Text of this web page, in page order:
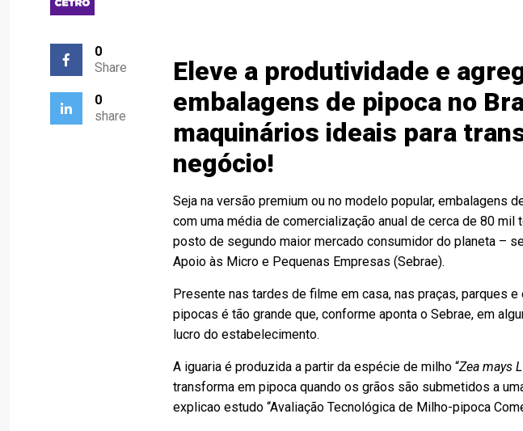
0
Share
0
share
Eleve a produtividade e
embalagens de pipoca no
maquinários ideais para
negócio!
Seja na versão premium ou no modelo popular, embalagens
com uma média de comercialização anual de cerca de 80
posto de segundo maior mercado consumidor do planeta –
Apoio às Micro e Pequenas Empresas (Sebrae).
Presente nas tardes de filme em casa, nas praças, parques
pipocas é tão grande que, conforme aponta o Sebrae, em
lucro do estabelecimento.
A iguaria é produzida a partir da espécie de milho “Zea mays
transforma em pipoca quando os grãos são submetidos a
explicao estudo “Avaliação Tecnológica de Milho-pipoca